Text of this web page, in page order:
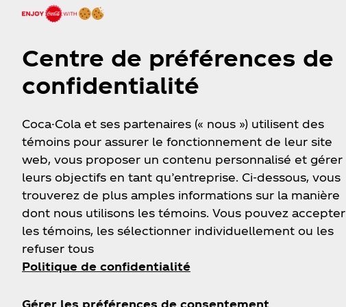
Voir Valeur Nutritive
Centre de préférences de
confidentialité
Coca-Cola et ses partenaires (« nous ») utilisent des
témoins pour assurer le fonctionnement de leur site
web, vous proposer un contenu personnalisé et gérer
leurs objectifs en tant qu’entreprise. Ci-dessous, vous
trouverez de plus amples informations sur la manière
dont nous utilisons les témoins. Vous pouvez accepter
les témoins, les sélectionner individuellement ou les
refuser tous
Politique de confidentialité
Gérer les préférences de consentement